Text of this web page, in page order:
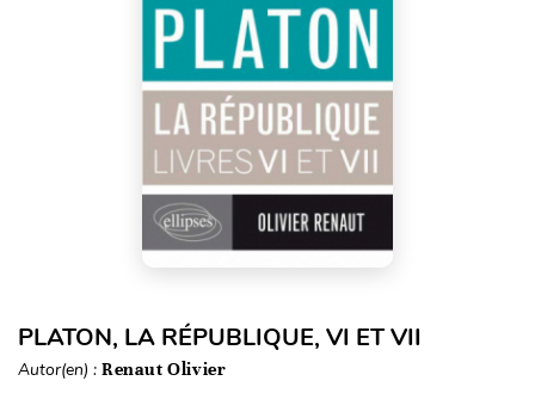
PLATON, LA RÉPUBLIQUE, VI ET VII
Autor(en) : Renaut Olivier